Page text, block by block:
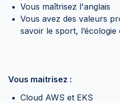
Vous maîtrisez l'anglais
Vous avez des valeurs
savoir le sport,
Vous maitrisez :
Cloud AWS et EKS